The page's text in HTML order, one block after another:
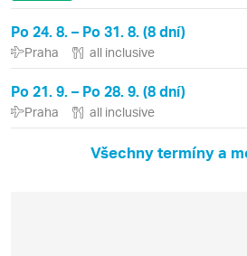
Po 24. 8. – Po 31. 8. (8 dní)
Praha all inclusive
Po 21. 9. – Po 28. 9. (8 dní)
Praha all inclusive
Všechny termíny a